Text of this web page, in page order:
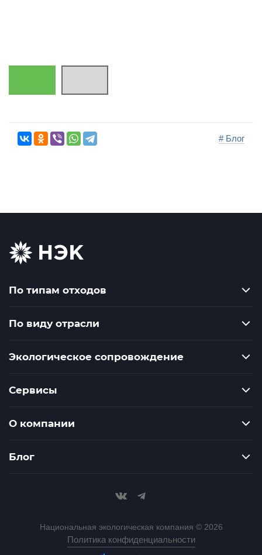
# Блог
По типам отходов
По виду отрасли
Экологическое сопровождение
Сервисы
О компании
Блог
Национальная экологическая компания © 2026
Политика конфиденциальности